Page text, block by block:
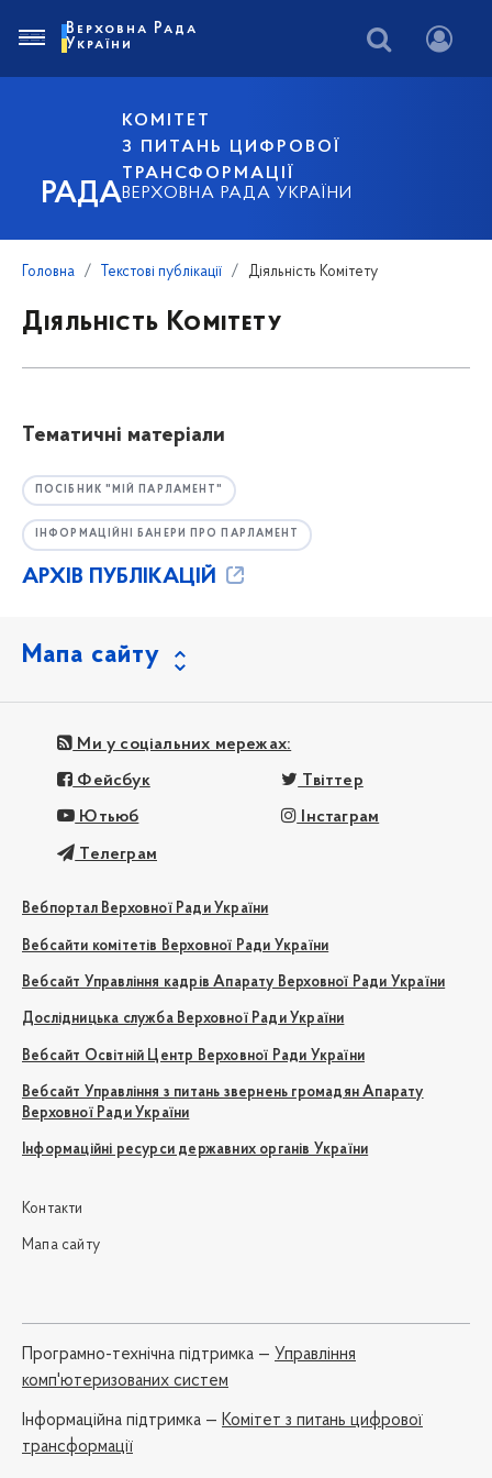
РАДА
КОМІТЕТ
З ПИТАНЬ ЦИФРОВОЇ
ТРАНСФОРМАЦІЇ
ВЕРХОВНА РАДА УКРАЇНИ
Верховна Рада
України
Головна Текстові публікації Діяльність Комітету
Діяльність Комітету
Тематичні матеріали
ПОСІБНИК "МІЙ ПАРЛАМЕНТ"
ІНФОРМАЦІЙНІ БАНЕРИ ПРО ПАРЛАМЕНТ
АРХІВ ПУБЛІКАЦІЙ
Мапа сайту
Ми у соціальних мережах:
Фейсбук Твіттер
Ютьюб Інстаграм
Телеграм
Вебпортал Верховної Ради України
Вебсайти комітетів Верховної Ради України
Вебсайт Управління кадрів Апарату Верховної Ради України
Дослідницька служба Верховної Ради України
Вебсайт Освітній Центр Верховної Ради України
Вебсайт Управління з питань звернень громадян Апарату
Верховної Ради України
Інформаційні ресурси державних органів України
Контакти
Мапа сайту
Програмно-технічна підтримка — Управління
комп'ютеризованих систем
Iнформаційна підтримка — Комітет з питань цифрової
трансформації